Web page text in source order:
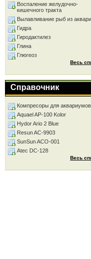
Воспаление желудочно-
кишечного тракта
Вылавливание рыб из
Гидра
Гиродактилез
Глина
Глюгеоз
Весь
Справочник
Компресоры для аквариумов
Aquael AP-100 Kolor
Hydor Ario 2 Blue
Resun AC-9903
SunSun ACO-001
Atec DC-128
Весь